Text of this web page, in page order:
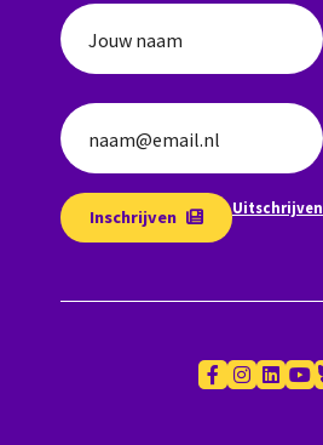
Jouw naam
naam@email.nl
Inschrijven Uitschrijven